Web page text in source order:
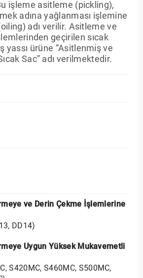
işleme asitleme (pickling),
adına yağlanması işlemine
adı verilir. Asitleme ve
geçirilen sıcak
yassı ürüne “Asitlenmiş ve
Sac” adı verilmektedir.
ve Derin Çekme İşlemlerine
DD14)
Uygun Yüksek Mukavemetli
S420MC, S460MC, S500MC,